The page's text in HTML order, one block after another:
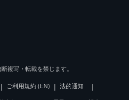
複写・転載を禁じます。
| ご利用規約 (EN) | 法的通知 |